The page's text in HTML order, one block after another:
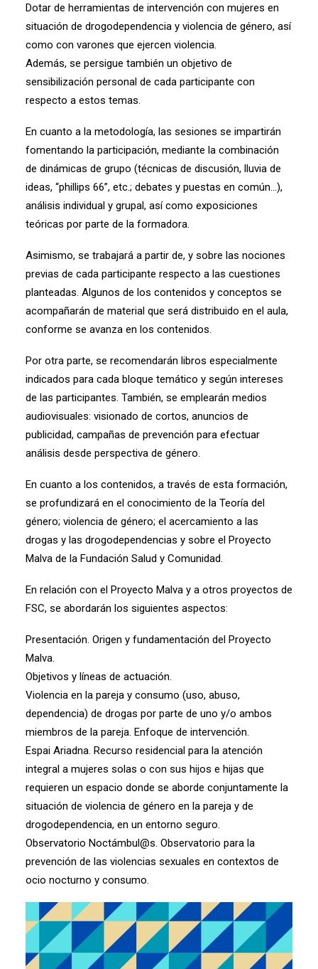
Dotar de herramientas de intervención con mujeres en
situación de drogodependencia y violencia de género, así
como con varones que ejercen violencia.
Además, se persigue también un objetivo de
sensibilización personal de cada participante con
respecto a estos temas.
En cuanto a la metodología, las sesiones se impartirán
fomentando la participación, mediante la combinación
de dinámicas de grupo (técnicas de discusión, lluvia de
ideas, “phillips 66”, etc.; debates y puestas en común…),
análisis individual y grupal, así como exposiciones
teóricas por parte de la formadora.
Asimismo, se trabajará a partir de, y sobre las nociones
previas de cada participante respecto a las cuestiones
planteadas. Algunos de los contenidos y conceptos se
acompañarán de material que será distribuido en el aula,
conforme se avanza en los contenidos.
Por otra parte, se recomendarán libros especialmente
indicados para cada bloque temático y según intereses
de las participantes. También, se emplearán medios
audiovisuales: visionado de cortos, anuncios de
publicidad, campañas de prevención para efectuar
análisis desde perspectiva de género.
En cuanto a los contenidos, a través de esta formación,
se profundizará en el conocimiento de la Teoría del
género; violencia de género; el acercamiento a las
drogas y las drogodependencias y sobre el Proyecto
Malva de la Fundación Salud y Comunidad.
En relación con el Proyecto Malva y a otros proyectos de
FSC, se abordarán los siguientes aspectos:
Presentación. Origen y fundamentación del Proyecto
Malva.
Objetivos y líneas de actuación.
Violencia en la pareja y consumo (uso, abuso,
dependencia) de drogas por parte de uno y/o ambos
miembros de la pareja. Enfoque de intervención.
Espai Ariadna. Recurso residencial para la atención
integral a mujeres solas o con sus hijos e hijas que
requieren un espacio donde se aborde conjuntamente la
situación de violencia de género en la pareja y de
drogodependencia, en un entorno seguro.
Observatorio Noctámbul@s. Observatorio para la
prevención de las violencias sexuales en contextos de
ocio nocturno y consumo.